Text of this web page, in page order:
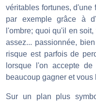
véritables fortunes, d'une
par exemple grâce à
l'ombre; quoi qu'il en
assez... passionnée,
risque est parfois de
lorsque l'on accepte
beaucoup gagner et
Sur un plan plus